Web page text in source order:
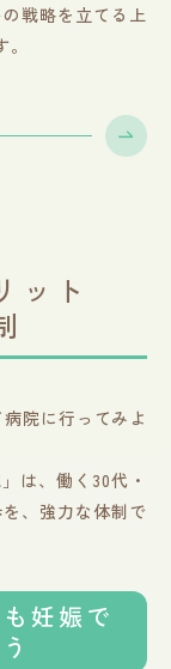
戦略を立てる上
ット
院に行ってみよ
は、働く30代・
、強力な体制で
妊娠で